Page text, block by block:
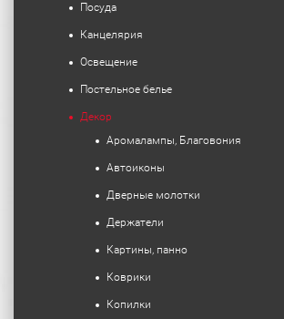
Посуда
Канцелярия
Освещение
Постельное белье
Декор
Аромалампы, Благовония
Автоиконы
Дверные молотки
Держатели
Картины, панно
Коврики
Копилки